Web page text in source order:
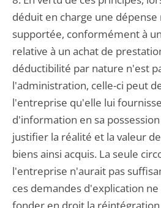
déduit en charge une
supportée, conformément à
relative à un achat de
déductibilité par nature n'est
l'administration, celle-ci peut
l'entreprise qu'elle lui
d'information en sa
justifier la réalité et la valeur
biens ainsi acquis. La seule
l'entreprise n'aurait pas
ces demandes d'explication